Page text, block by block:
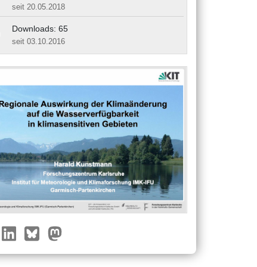
seit 20.05.2018
Downloads: 65
seit 03.10.2016